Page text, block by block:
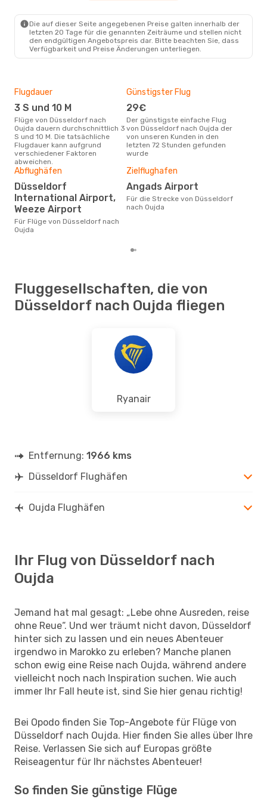
Die auf dieser Seite angegebenen Preise galten innerhalb der
letzten 20 Tage für die genannten Zeiträume und stellen nicht
den endgültigen Angebotspreis dar. Bitte beachten Sie, dass
Verfügbarkeit und Preise Änderungen unterliegen.
Flugdauer
3 S und 10 M
Flüge von Düsseldorf nach
Oujda dauern durchschnittlich 3
S und 10 M. Die tatsächliche
Flugdauer kann aufgrund
verschiedener Faktoren
abweichen.
Günstigster Flug
29€
Der günstigste einfache Flug
von Düsseldorf nach Oujda der
von unseren Kunden in den
letzten 72 Stunden gefunden
wurde
Abflughäfen
Düsseldorf
International Airport,
Weeze Airport
Für Flüge von Düsseldorf nach
Oujda
Zielflughafen
Angads Airport
Für die Strecke von Düsseldorf
nach Oujda
Fluggesellschaften, die von
Düsseldorf nach Oujda fliegen
Ryanair
Entfernung: 1966 kms
Düsseldorf Flughäfen
Oujda Flughäfen
Ihr Flug von Düsseldorf nach
Oujda
Jemand hat mal gesagt: „Lebe ohne Ausreden, reise
ohne Reue“. Und wer träumt nicht davon, Düsseldorf
hinter sich zu lassen und ein neues Abenteuer
irgendwo in Marokko zu erleben? Manche planen
schon ewig eine Reise nach Oujda, während andere
vielleicht noch nach Inspiration suchen. Wie auch
immer Ihr Fall heute ist, sind Sie hier genau richtig!
Bei Opodo finden Sie Top-Angebote für Flüge von
Düsseldorf nach Oujda. Hier finden Sie alles über Ihre
Reise. Verlassen Sie sich auf Europas größte
Reiseagentur für Ihr nächstes Abenteuer!
So finden Sie günstige Flüge